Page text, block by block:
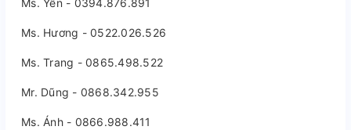
Ms. Yến - 0394.876.891
Ms. Hương - 0522.026.526
Ms. Trang - 0865.498.522
Mr. Dũng - 0868.342.955
Ms. Ánh - 0866.988.411